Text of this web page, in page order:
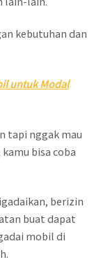
kebutuhan dan
untuk Modal
tapi nggak mau
bisa coba
berizin
buat dapat
mobil di